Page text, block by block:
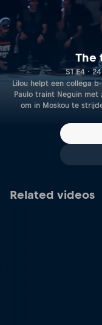
The
S1 E4 ·
Lilou helpt een collega
Paulo traint Neguin met
om in Moskou te
Related videos